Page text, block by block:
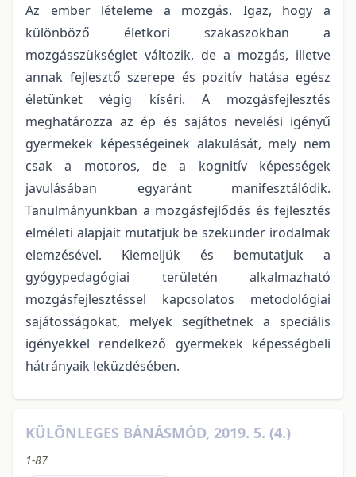
Az ember lételeme a mozgás. Igaz, hogy a
különböző életkori szakaszokban a
mozgásszükséglet változik, de a mozgás, illetve
annak fejlesztő szerepe és pozitív hatása egész
életünket végig kíséri. A mozgásfejlesztés
meghatározza az ép és sajátos nevelési igényű
gyermekek képességeinek alakulását, mely nem
csak a motoros, de a kognitív képességek
javulásában egyaránt manifesztálódik.
Tanulmányunkban a mozgásfejlődés és fejlesztés
elméleti alapjait mutatjuk be szekunder irodalmak
elemzésével. Kiemeljük és bemutatjuk a
gyógypedagógiai területén alkalmazható
mozgásfejlesztéssel kapcsolatos metodológiai
sajátosságokat, melyek segíthetnek a speciális
igényekkel rendelkező gyermekek képességbeli
hátrányaik leküzdésében.
KÜLÖNLEGES BÁNÁSMÓD, 2019. 5. (4.)
1-87